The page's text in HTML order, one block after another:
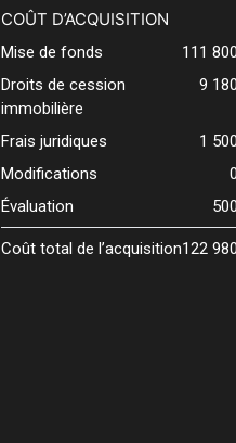
COÛT D’ACQUISITION
Mise de fonds
111
Droits de cession
immobilière
9
Frais juridiques
1
Modifications
Évaluation
Coût total de l’acquisition122